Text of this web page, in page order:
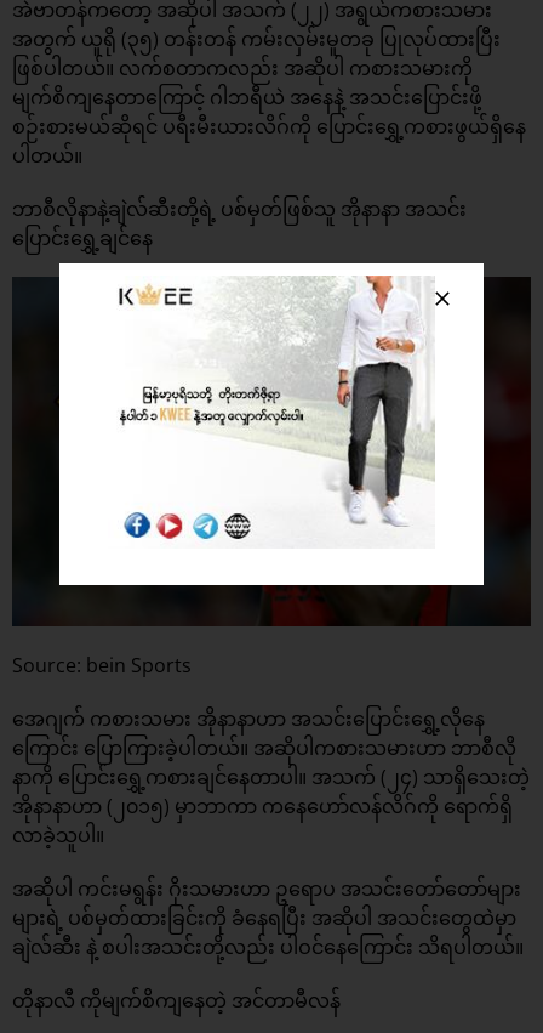
အဲဗာတန်ကတော့ အဆိုပါ အသက် (၂၂) အရွယ်ကစားသမား
အတွက် ယူရို (၃၅) တန်းတန် ကမ်းလှမ်းမူတခု ပြုလုပ်ထားပြီး
ဖြစ်ပါတယ်။ လက်စတာကလည်း အဆိုပါ ကစားသမားကို
မျက်စိကျနေတာကြောင့် ဂါဘရီယဲ အနေနဲ့ အသင်းပြောင်းဖို့
စဉ်းစားမယ်ဆိုရင် ပရီးမီးယားလိဂ်ကို ပြောင်းရွှေ့ကစားဖွယ်ရှိနေ
ပါတယ်။
ဘာစီလိုနာနဲ့ချဲလ်ဆီးတို့ရဲ့ ပစ်မှတ်ဖြစ်သူ အိုနာနာ အသင်း
ပြောင်းရွှေ့ချင်နေ
Source: bein Sports
အေဂျက် ကစားသမား အိုနာနာဟာ အသင်းပြောင်းရွှေ့လိုနေ
ကြောင်း ပြောကြားခဲ့ပါတယ်။ အဆိုပါကစားသမားဟာ ဘာစီလို
နာကို ပြောင်းရွှေ့ကစားချင်နေတာပါ။ အသက် (၂၄) သာရှိသေးတဲ့
အိုနာနာဟာ (၂၀၁၅) မှာဘာကာ ကနေဟော်လန်လိဂ်ကို ရောက်ရှိ
လာခဲ့သူပါ။
အဆိုပါ ကင်းမရွန်း ဂိုးသမားဟာ ဥရောပ အသင်းတော်တော်များ
များရဲ့ ပစ်မှတ်ထားခြင်းကို ခံနေရပြီး အဆိုပါ အသင်းတွေထဲမှာ
ချဲလ်ဆီး နဲ့ စပါးအသင်းတို့လည်း ပါဝင်နေကြောင်း သိရပါတယ်။
တိုနာလီ ကိုမျက်စိကျနေတဲ့ အင်တာမီလန်